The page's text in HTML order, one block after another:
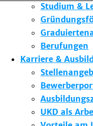
Studium &
Berufungen
Karriere &
UKD als